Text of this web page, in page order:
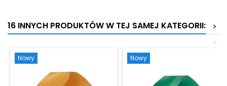
16 INNYCH PRODUKTÓW W TEJ SAMEJ KATEGORII:
>
<
Nowy Nowy